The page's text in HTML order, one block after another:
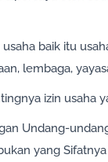
baik itu
lembaga,
izin usaha
Undang-
yang